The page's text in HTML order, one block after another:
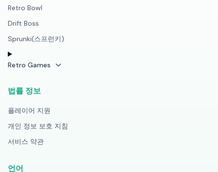
Retro Bowl
Drift Boss
Sprunki(스프런키)
Retro Games
법률 정보
플레이어 지원
개인 정보 보호 지침
서비스 약관
언어